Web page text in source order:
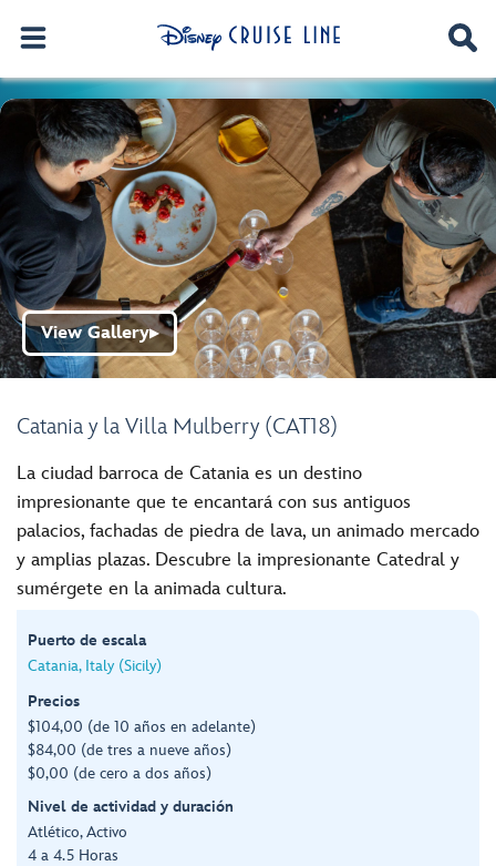
Catania y la Villa Mulberry (CAT18)
View Gallery▶
La ciudad barroca de Catania es un destino
impresionante que te encantará con sus antiguos
palacios, fachadas de piedra de lava, un animado mercado
y amplias plazas. Descubre la impresionante Catedral y
sumérgete en la animada cultura.
Puerto de escala
Catania, Italy (Sicily)
Precios
$104,00 (de 10 años en adelante)
$84,00 (de tres a nueve años)
$0,00 (de cero a dos años)
Nivel de actividad y duración
Atlético, Activo
4 a 4.5 Horas